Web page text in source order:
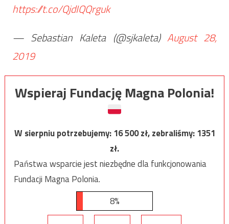
https://t.co/QjdIQQrguk
— Sebastian Kaleta (@sjkaleta) August 28,
2019
Wspieraj Fundację Magna Polonia!
W sierpniu potrzebujemy:16 500zł, zebraliśmy:1351
zł.
Państwa wsparcie jest niezbędne dla funkcjonowania
Fundacji Magna Polonia.
8%